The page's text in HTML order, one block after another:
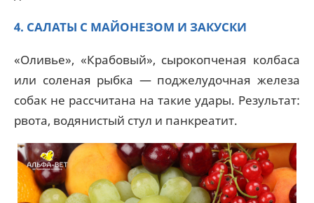
4. САЛАТЫ С МАЙОНЕЗОМ И ЗАКУСКИ
«Оливье», «Крабовый», сырокопченая колбаса
или соленая рыбка — поджелудочная железа
собак не рассчитана на такие удары. Результат:
рвота, водянистый стул и панкреатит.